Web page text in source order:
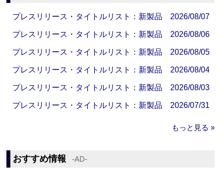
プレスリリース・タイトルリスト：新製品 2026/08/07
プレスリリース・タイトルリスト：新製品 2026/08/06
プレスリリース・タイトルリスト：新製品 2026/08/05
プレスリリース・タイトルリスト：新製品 2026/08/04
プレスリリース・タイトルリスト：新製品 2026/08/03
プレスリリース・タイトルリスト：新製品 2026/07/31
もっと見る »
おすすめ情報 ‐AD‐